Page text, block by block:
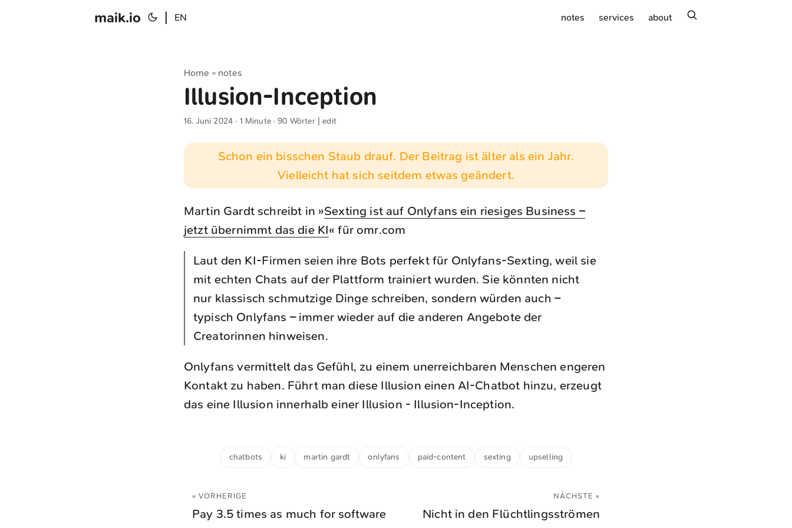
maik.io EN notes services about
Home » notes
Illusion-Inception
16. Juni 2024 · 1 Minute · 90 Wörter |edit
Schon ein bisschen Staub drauf. Der Beitrag ist älter als ein Jahr.
Vielleicht hat sich seitdem etwas geändert.
Martin Gardt schreibt in »Sexting ist auf Onlyfans ein riesiges Business –
jetzt übernimmt das die KI« für omr.com
Laut den KI-Firmen seien ihre Bots perfekt für Onlyfans-Sexting, weil sie
mit echten Chats auf der Plattform trainiert wurden. Sie könnten nicht
nur klassisch schmutzige Dinge schreiben, sondern würden auch –
typisch Onlyfans – immer wieder auf die anderen Angebote der
Creatorinnen hinweisen.
Onlyfans vermittelt das Gefühl, zu einem unerreichbaren Menschen engeren
Kontakt zu haben. Führt man diese Illusion einen AI-Chatbot hinzu, erzeugt
das eine Illusion innerhalb einer Illusion - Illusion-Inception.
chatbots ki martin gardt onlyfans paid-content sexting upselling
« VORHERIGE
Pay 3.5 times as much for software
NÄCHSTE »
Nicht in den Flüchtlingsströmen